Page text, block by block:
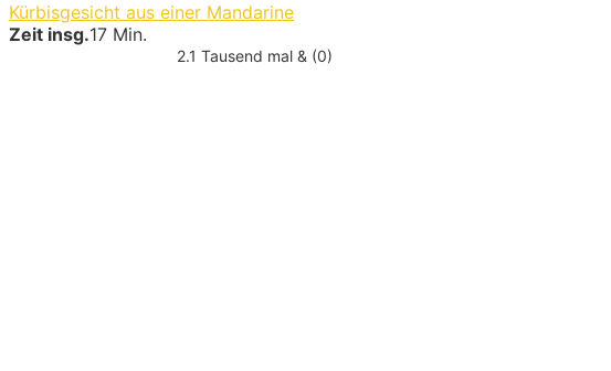
Kürbisgesicht aus einer Mandarine
Zeit insg.17 Min.
2.1 Tausend mal & (0)